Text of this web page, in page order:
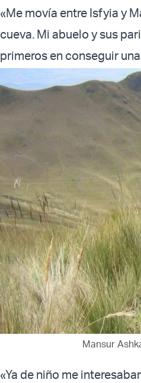
«Me movía entre Isfyia y
cueva. Mi abuelo y sus
primeros en conseguir
Mansur
«Ya de niño me